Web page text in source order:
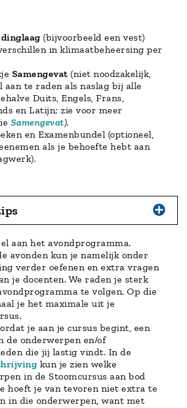
(bijvoorbeeld een vest)
in klimaatbeheersing per
Samengevat (niet noodzakelijk,
aan te raden als naslag bij alle
Duits, Engels, Frans,
en Latijn; zie voor meer
Samengevat).
en Examenbundel (optioneel,
als je behoefte hebt aan
aan het avondprogramma.
avonden kun je namelijk onder
verder oefenen en extra vragen
je docenten. We raden je sterk
te volgen. Op die
je het maximale uit je
je aan je cursus begint, een
de onderwerpen en/of
die jij lastig vindt. In de
kun je zien welke
in de Stoomcursus aan bod
hoeft je van tevoren niet extra te
in die onderwerpen, want met